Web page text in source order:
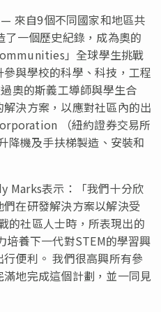
來自9個不同國家和地區共
一個歷史紀錄，成為奧的
」全球學生挑戰
與學校的科學、科技，工程
奧的斯義工導師與學生合
決方案，以應對社區內的出
（紐約證券交易所
降機及手扶梯製造、安裝和
Marks表示：「我們十分欣
在研發解決方案以解決受
的社區人士時，所表現出的
培養下一代對STEM的學習興
便利。 我們很高興所有參
地完成這個計劃，並一同見